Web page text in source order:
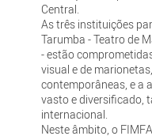
Central.
As três instituições
Tarumba - Teatro de
- estão
visual e de
contemporâneas, e a
vasto e diversificado,
internacional.
Neste âmbito, o